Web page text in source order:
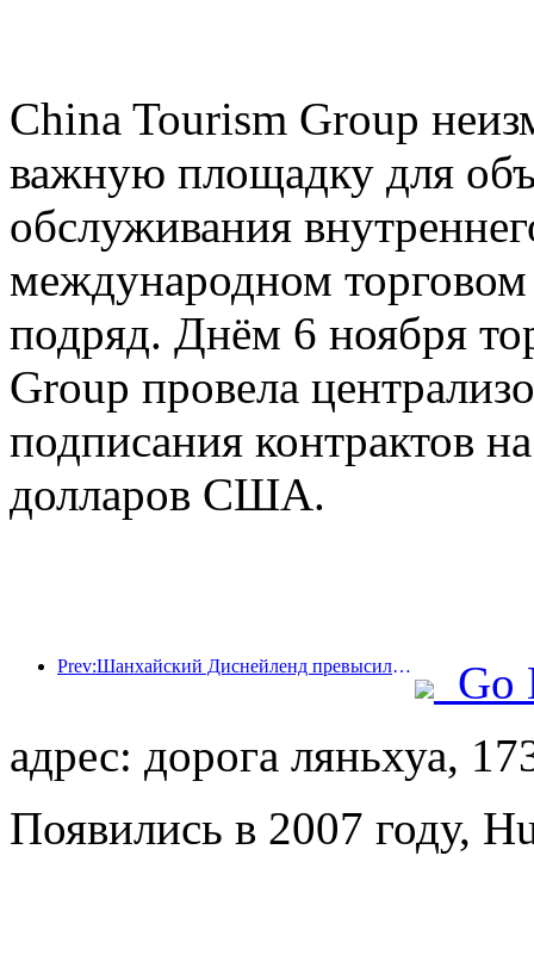
China Tourism Group
важную площадку для
обслуживания
международном
подряд. Днём 6 ноября
Group провела
подписания контрактов
долларов США.
Prev:Шанхайский Диснейленд превысил 100 миллионов посетителей и планирует расшириться за счет открытия четвертого тематического отеля.
Go
адрес: дорога ляньхуа,
Появились в 2007 году,